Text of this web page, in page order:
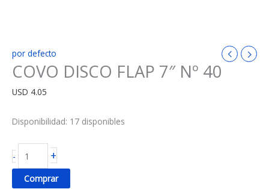
por defecto
COVO DISCO FLAP 7″ Nº 40
USD 4.05
Disponibilidad: 17 disponibles
- +
Comprar